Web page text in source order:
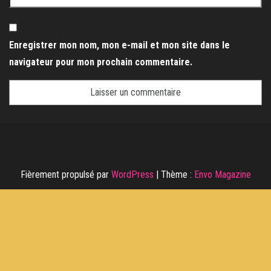
Enregistrer mon nom, mon e-mail et mon site dans le
navigateur pour mon prochain commentaire.
Fièrement propulsé par WordPress | Thème : Envo Magazine